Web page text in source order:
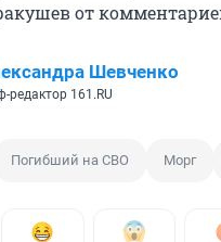
от
Шевченко
редактор 161.RU
Погибший на СВО Морг